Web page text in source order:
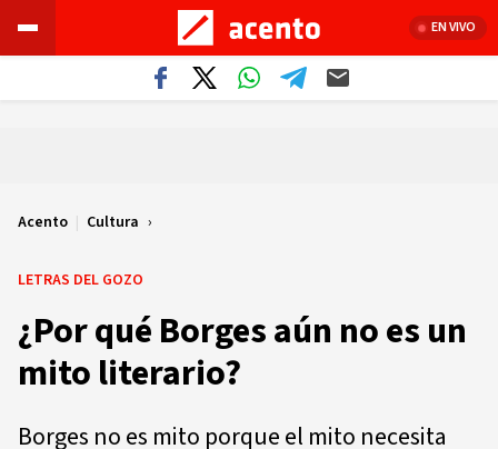
EN VIVO
Acento | Cultura
LETRAS DEL GOZO
¿Por qué Borges aún no es un
mito literario?
Borges no es mito porque el mito necesita